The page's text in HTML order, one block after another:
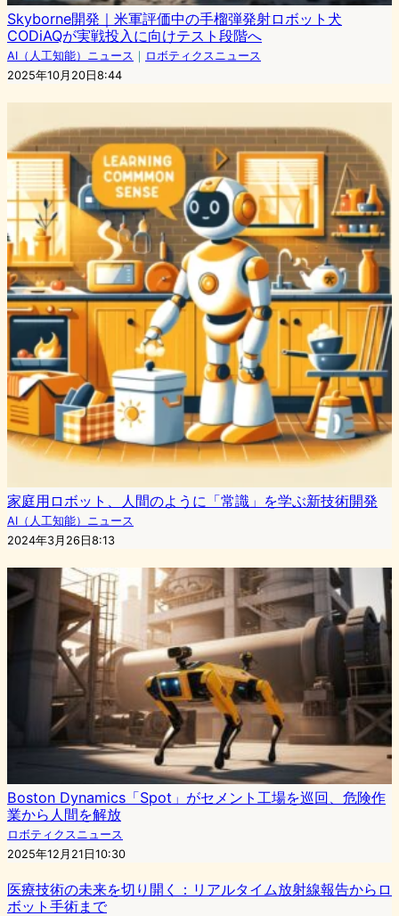
Skyborne開発｜米軍評価中の手榴弾発射ロボット犬
CODiAQが実戦投入に向けテスト段階へ
AI（人工知能）ニュース ｜ ロボティクスニュース
2025年10月20日8:44
家庭用ロボット、人間のように「常識」を学ぶ新技術開発
AI（人工知能）ニュース
2024年3月26日8:13
Boston Dynamics「Spot」がセメント工場を巡回、危険作
業から人間を解放
ロボティクスニュース
2025年12月21日10:30
医療技術の未来を切り開く：リアルタイム放射線報告からロ
ボット手術まで